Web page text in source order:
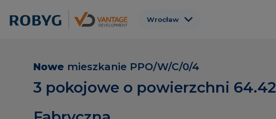
Wrocław
Gdańsk
Poznań
Nowe mieszkanie PPO/W/C/0/4
3 pokojowe o powierzchni 64.42